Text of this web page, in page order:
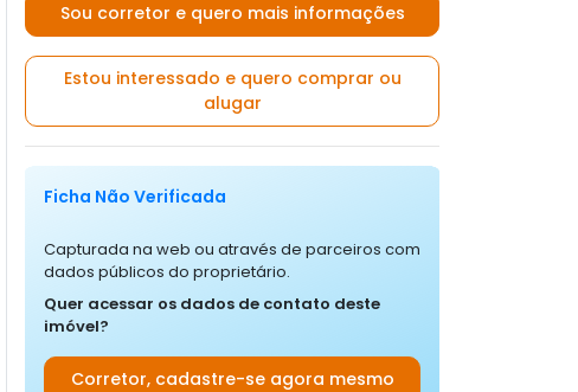
Sou corretor e quero mais informações
Estou interessado e quero comprar ou
alugar
Ficha Não Verificada
Capturada na web ou através de parceiros com
dados públicos do proprietário.
Quer acessar os dados de contato deste
imóvel?
Corretor, cadastre-se agora mesmo